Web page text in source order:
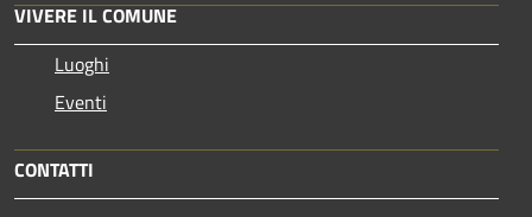
VIVERE IL COMUNE
Luoghi
Eventi
CONTATTI